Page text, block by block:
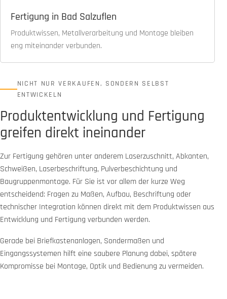
Fertigung in Bad Salzuflen
Produktwissen, Metallverarbeitung und Montage bleiben
eng miteinander verbunden.
NICHT NUR VERKAUFEN, SONDERN SELBST
ENTWICKELN
Produktentwicklung und Fertigung
greifen direkt ineinander
Zur Fertigung gehören unter anderem Laserzuschnitt, Abkanten,
Schweißen, Laserbeschriftung, Pulverbeschichtung und
Baugruppenmontage. Für Sie ist vor allem der kurze Weg
entscheidend: Fragen zu Maßen, Aufbau, Beschriftung oder
technischer Integration können direkt mit dem Produktwissen aus
Entwicklung und Fertigung verbunden werden.
Gerade bei Briefkastenanlagen, Sondermaßen und
Eingangssystemen hilft eine saubere Planung dabei, spätere
Kompromisse bei Montage, Optik und Bedienung zu vermeiden.